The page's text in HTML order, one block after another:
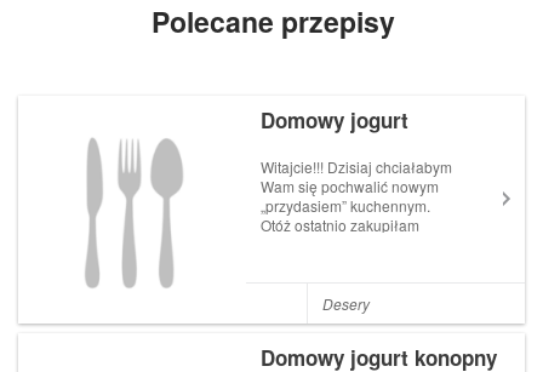
Polecane przepisy
Domowy jogurt
Witajcie!!! Dzisiaj chciałabym
Wam się pochwalić nowym
„przydasiem” kuchennym.
Otóż ostatnio zakupiłam
Jogurtownica to maszynka w
której znajduje się 7
słoiczk...
Desery
Domowy jogurt konopny